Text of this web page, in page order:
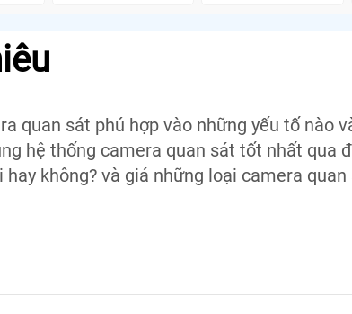
quan sát phú hợp vào những yếu tố nào
hệ thống camera quan sát tốt nhất qua
không? và giá những loại camera